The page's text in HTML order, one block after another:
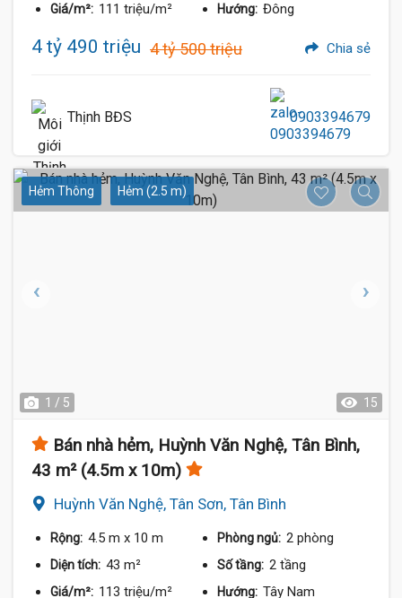
Giá/m²: 111 triệu/m² Hướng: Đông
4 tỷ 490 triệu 4 tỷ 500 triệu Chia sẻ
Thịnh BĐS 0903394679
Hẻm Thông Hẻm (2.5 m)
1 / 5 15
Bán nhà hẻm, Huỳnh Văn Nghệ, Tân Bình,
43 m² (4.5m x 10m)
Huỳnh Văn Nghệ, Tân Sơn, Tân Bình
Rộng: 4.5 m x 10 m Phòng ngủ: 2 phòng
Diện tích: 43 m² Số tầng: 2 tầng
Giá/m²: 113 triệu/m² Hướng: Tây Nam